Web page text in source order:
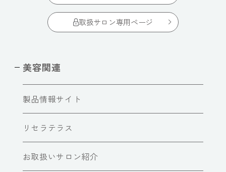
取扱サロン専用ページ
美容関連
製品情報サイト
リセラテラス
お取扱いサロン紹介